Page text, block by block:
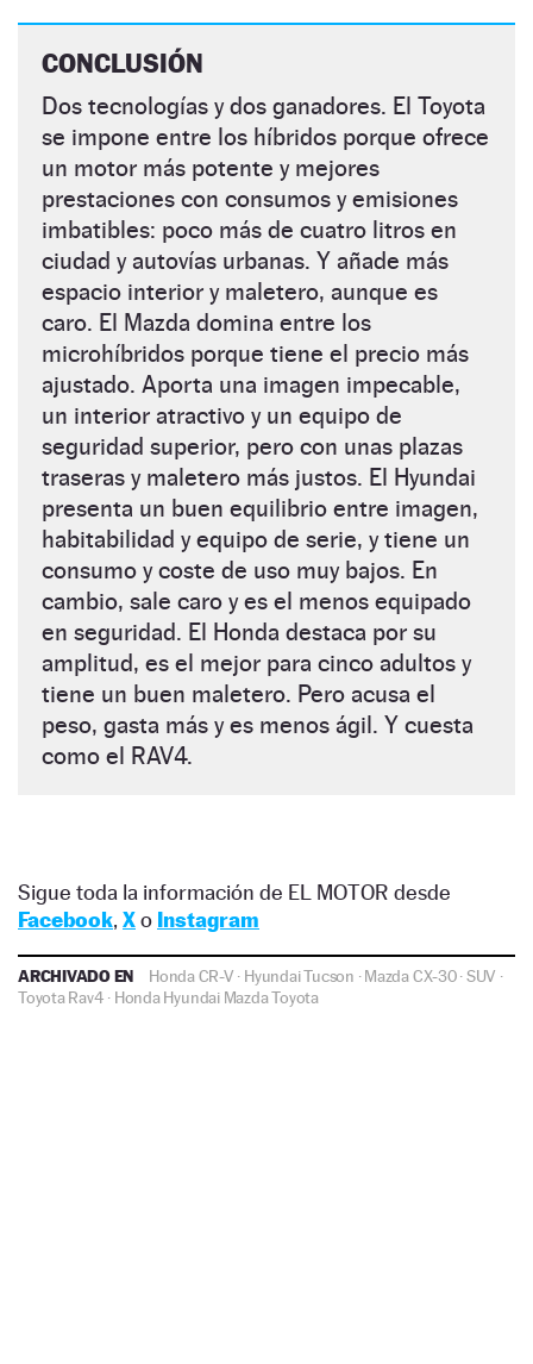
CONCLUSIÓN
Dos tecnologías y dos ganadores. El Toyota
se impone entre los híbridos porque ofrece
un motor más potente y mejores
prestaciones con consumos y emisiones
imbatibles: poco más de cuatro litros en
ciudad y autovías urbanas. Y añade más
espacio interior y maletero, aunque es
caro. El Mazda domina entre los
microhíbridos porque tiene el precio más
ajustado. Aporta una imagen impecable,
un interior atractivo y un equipo de
seguridad superior, pero con unas plazas
traseras y maletero más justos. El Hyundai
presenta un buen equilibrio entre imagen,
habitabilidad y equipo de serie, y tiene un
consumo y coste de uso muy bajos. En
cambio, sale caro y es el menos equipado
en seguridad. El Honda destaca por su
amplitud, es el mejor para cinco adultos y
tiene un buen maletero. Pero acusa el
peso, gasta más y es menos ágil. Y cuesta
como el RAV4.
Sigue toda la información de EL MOTOR desde
Facebook, Xo Instagram
ARCHIVADO EN Honda CR-V · Hyundai Tucson ·Mazda CX-30·SUV ·
Toyota Rav4 · Honda Hyundai MazdaToyota